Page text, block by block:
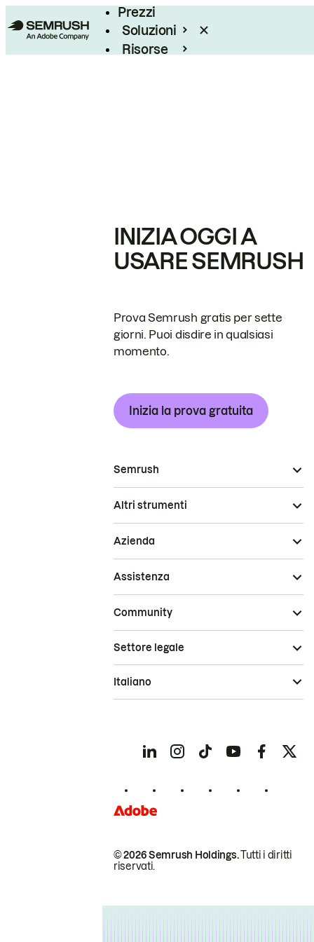
Prezzi
Soluzioni
Risorse
INIZIA OGGI A
USARE SEMRUSH
Prova Semrush gratis per sette
giorni. Puoi disdire in qualsiasi
momento.
Inizia la prova gratuita
Semrush
Altri strumenti
Azienda
Assistenza
Community
© 2026 Semrush Holdings.Tutti i diritti
riservati.
Settore legale
Italiano